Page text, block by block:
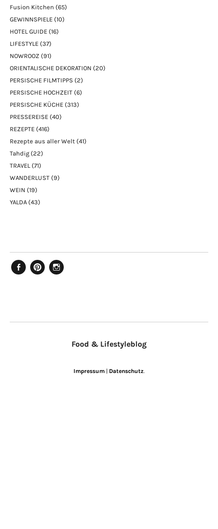
Fusion Kitchen (65)
GEWINNSPIELE (10)
HOTEL GUIDE (16)
LIFESTYLE (37)
NOWROOZ (91)
ORIENTALISCHE DEKORATION (20)
PERSISCHE FILMTIPPS (2)
PERSISCHE HOCHZEIT (6)
PERSISCHE KÜCHE (313)
PRESSEREISE (40)
REZEPTE (416)
Rezepte aus aller Welt (41)
Tahdig (22)
TRAVEL (71)
WANDERLUST (9)
WEIN (19)
YALDA (43)
Food & Lifestyleblog
Impressum Datenschutz